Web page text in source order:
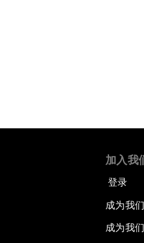
加入我
登录
成为我
成为我